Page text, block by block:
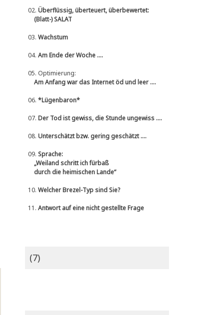
02. Überflüssig, überteuert, überbewertet:
(Blatt-) SALAT
03. Wachstum
04. Am Ende der Woche ....
05. Optimierung:
Am Anfang war das Internet öd und leer ....
06. *Lügenbaron*
07. Der Tod ist gewiss, die Stunde ungewiss ....
08. Unterschätzt bzw. gering geschätzt ....
09. Sprache:
„Weiland schritt ich fürbaß
durch die heimischen Lande“
10. Welcher Brezel-Typ sind Sie?
11. Antwort auf eine nicht gestellte Frage
(7)